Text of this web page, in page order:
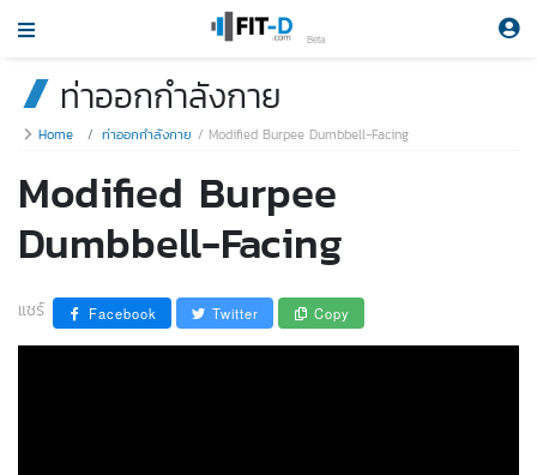
Beta
ท่าออกกำลังกาย
Home ท่าออกกำลังกาย Modified Burpee Dumbbell-Facing
Modified Burpee
Dumbbell-Facing
แชร์ Facebook Twitter Copy